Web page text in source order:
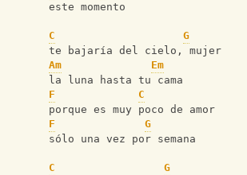
este momento
C
G
te bajaría del cielo, mujer
Am
Em
la luna hasta tu cama
F
C
porque es muy poco de amor
F
G
sólo una vez por semana
C
G